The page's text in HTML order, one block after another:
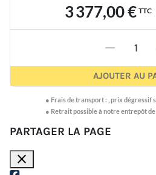
3 377,00 € TTC
-
AJOUTER AU
● Frais de transport : prix dégressif
● Retrait possible à notre entrepôt de
PARTAGER LA PAGE
close